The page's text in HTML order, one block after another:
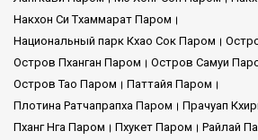
Накхон Си Тхаммарат Паром
Национальный парк Кхао Сок Паром
Остров Пханган Паром
Остров Самуи
Остров Тао Паром
Паттайя Паром
Плотина Ратчапрапха Паром
Прачуап
Пханг Нга Паром
Пхукет Паром Райлай